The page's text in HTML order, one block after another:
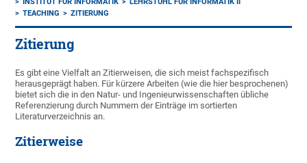
INSTITUT FÜR INFORMATIK
LEHRSTUHL FÜR INFORMATIK II
TEACHING
ZITIERUNG
Zitierung
Es gibt eine Vielfalt an Zitierweisen, die sich meist fachspezifisch
herausgeprägt haben. Für kürzere Arbeiten (wie die hier besprochenen)
bietet sich die in den Natur- und Ingenieurwissenschaften übliche
Referenzierung durch Nummern der Einträge im sortierten
Literaturverzeichnis an.
Zitierweise